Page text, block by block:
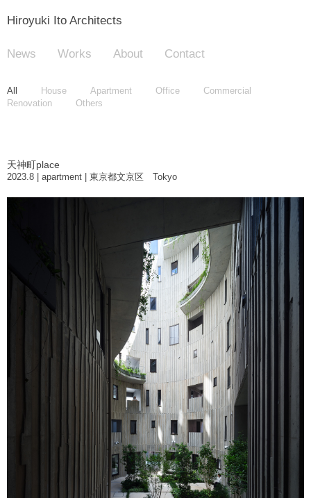
Hiroyuki Ito Architects
News Works About Contact
All House Apartment Office
Commercial
Renovation
Others
天神町place
2023.8 | apartment | 東京都文京区 Tokyo